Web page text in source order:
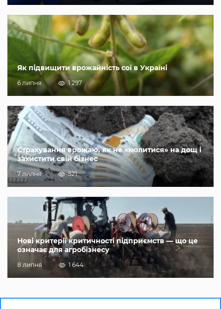
Як підвищити врожайність сої в Україні
6 липня 1 297
Страхування врожаю, як не «молитися» на дощ і
захистити свій бізнес
7 липня 521
Нові критерії критичності підприємств — що це
означає для агробізнесу
8 липня 1 644